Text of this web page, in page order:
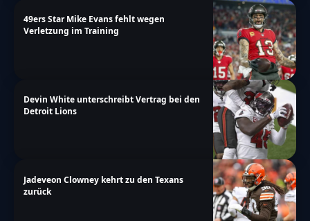
49ers Star Mike Evans fehlt wegen
Verletzung im Training
Devin White unterschreibt Vertrag bei den
Detroit Lions
Jadeveon Clowney kehrt zu den Texans
zurück